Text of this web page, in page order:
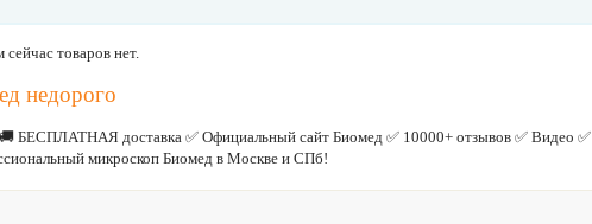
товаров нет.
недорого
БЕСПЛАТНАЯ доставка ✅ Официальный сайт Биомед ✅ 10000+ отзывов ✅ Видео ✅
микроскоп Биомед в Москве и СПб!